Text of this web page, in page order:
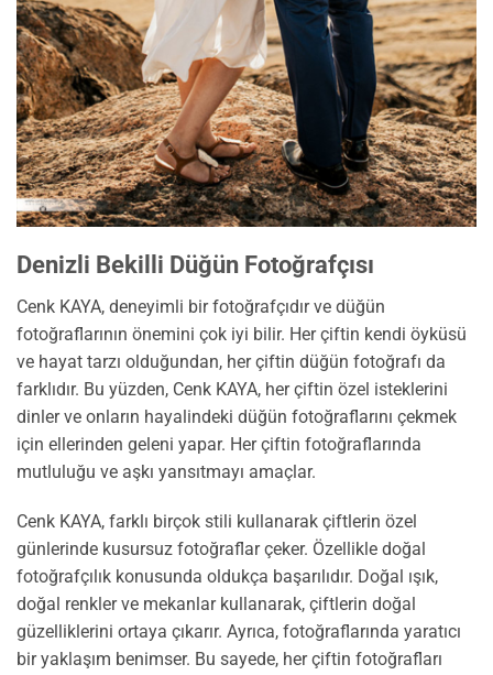
Denizli Bekilli Düğün Fotoğrafçısı
Cenk KAYA, deneyimli bir fotoğrafçıdır ve düğün
fotoğraflarının önemini çok iyi bilir. Her çiftin kendi öyküsü
ve hayat tarzı olduğundan, her çiftin düğün fotoğrafı da
farklıdır. Bu yüzden, Cenk KAYA, her çiftin özel isteklerini
dinler ve onların hayalindeki düğün fotoğraflarını çekmek
için ellerinden geleni yapar. Her çiftin fotoğraflarında
mutluluğu ve aşkı yansıtmayı amaçlar.
Cenk KAYA, farklı birçok stili kullanarak çiftlerin özel
günlerinde kusursuz fotoğraflar çeker. Özellikle doğal
fotoğrafçılık konusunda oldukça başarılıdır. Doğal ışık,
doğal renkler ve mekanlar kullanarak, çiftlerin doğal
güzelliklerini ortaya çıkarır. Ayrıca, fotoğraflarında yaratıcı
bir yaklaşım benimser. Bu sayede, her çiftin fotoğrafları